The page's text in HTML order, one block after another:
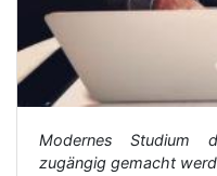
Modernes Studium
zugängig gemacht